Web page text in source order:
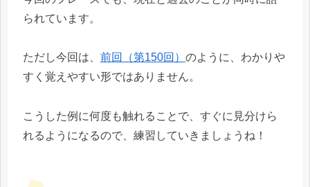
られています。
ただし今回は、 前回（第150回） のように、わかりや
すく覚えやすい形ではありません。
こうした例に何度も触れることで、すぐに見分けら
れるようになるので、練習していきましょうね！